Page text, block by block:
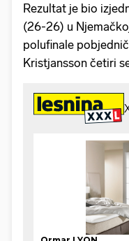
Rezultat je bio
(26-26) u
polufinale
Kristjansson četiri